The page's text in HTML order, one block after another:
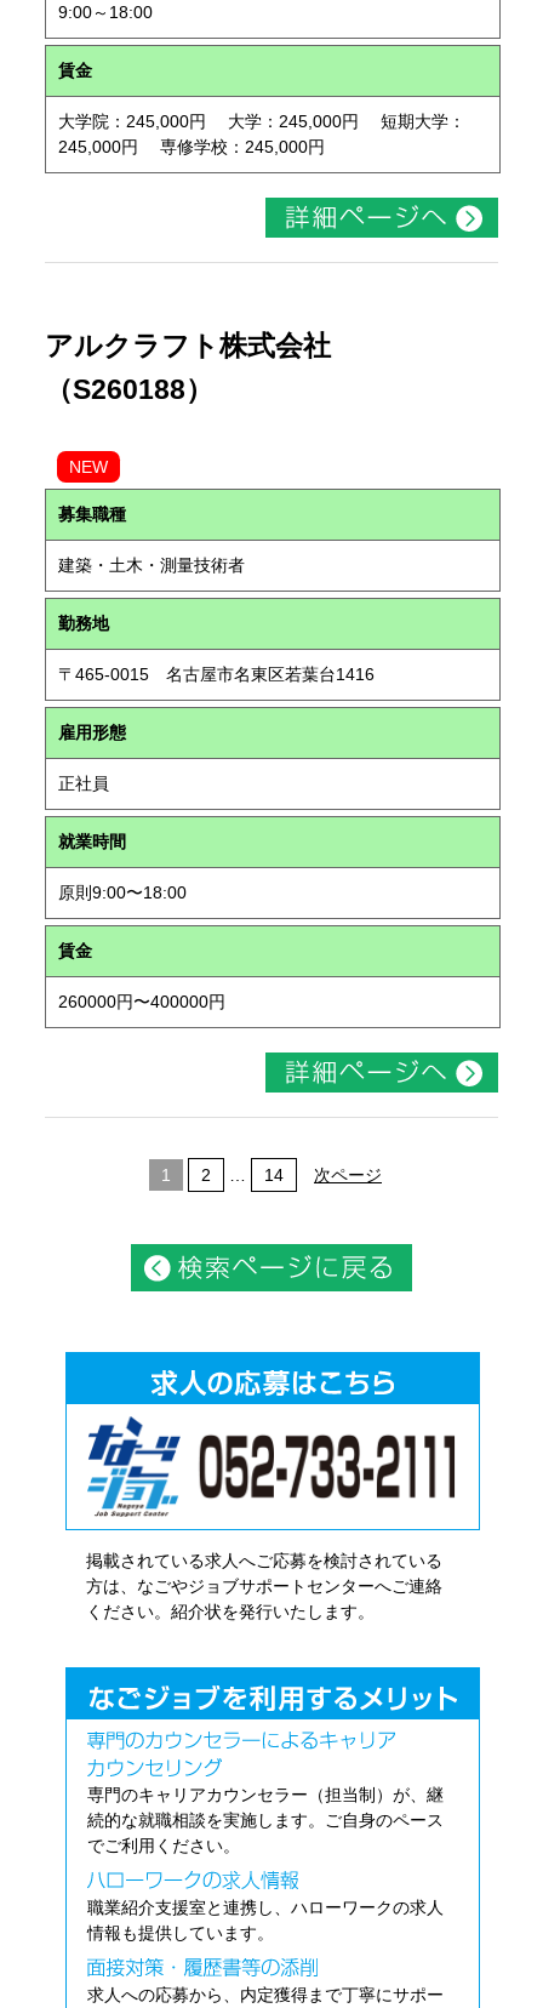
9:00～18:00
賃金
大学院：245,000円 大学：245,000円 短期大学：
245,000円 専修学校：245,000円
アルクラフト株式会社
（S260188）
NEW
募集職種
建築・土木・測量技術者
勤務地
〒465-0015 名古屋市名東区若葉台1416
雇用形態
正社員
就業時間
原則9:00〜18:00
賃金
260000円〜400000円
1 2 14 次ページ
掲載されている求人へご応募を検討されている
方は、なごやジョブサポートセンターへご連絡
ください。紹介状を発行いたします。
専門のキャリアカウンセラー（担当制）が、継
続的な就職相談を実施します。ご自身のペース
でご利用ください。
職業紹介支援室と連携し、ハローワークの求人
情報も提供しています。
求人への応募から、内定獲得まで丁寧にサポー